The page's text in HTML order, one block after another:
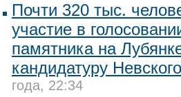
Почти 320 тыс.
участие в
памятника на
кандидатуру Невского
года, 22:34